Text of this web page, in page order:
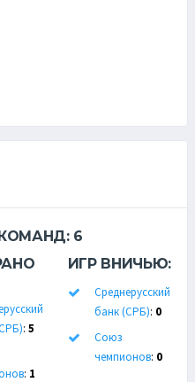
6
:5
: 1
ИГР ВНИЧЬЮ:
Среднерусский
банк (СРБ): 0
Союз
чемпионов: 0